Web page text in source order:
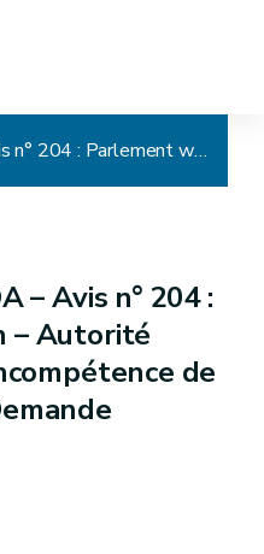
CADA – Avis n° 204 : Parlement wallon – Autorité administrative – Incompétence de la Commission – Demande irrecevable
– Avis n° 204 :
– Autorité
de